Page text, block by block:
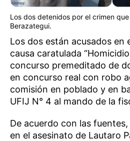
Los dos detenidos por el crimen
Berazategui.
Los dos están acusados en
causa caratulada
concurso premeditado de
en concurso real con robo
comisión en poblado y en
UFIJ N° 4 al mando de la
De acuerdo con las
en el asesinato de Lautaro